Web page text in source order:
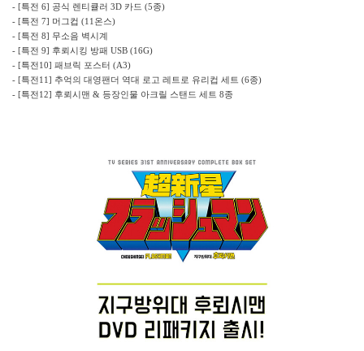
- [특전 6] 공식 렌티큘러 3D 카드 (5종)
- [특전 7] 머그컵 (11 온스)
- [특전 8] 무소음 벽시계
- [특전 9] 후뢰시킹 방패 USB (16G)
- [특전 10] 패브릭 포스터 (A3)
- [특전 11] 추억의 대영팬더 역대 로고 레트로 유리컵 세트 (6종)
- [특전 12] 후뢰시맨 & 등장인물 아크릴 스탠드 세트 8종